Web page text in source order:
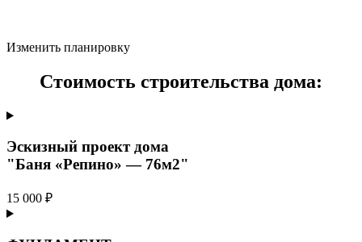
Изменить планировку
Стоимость строительства дома:
Эскизный проект дома
"Баня «Репино» — 76м2"
15 000 ₽